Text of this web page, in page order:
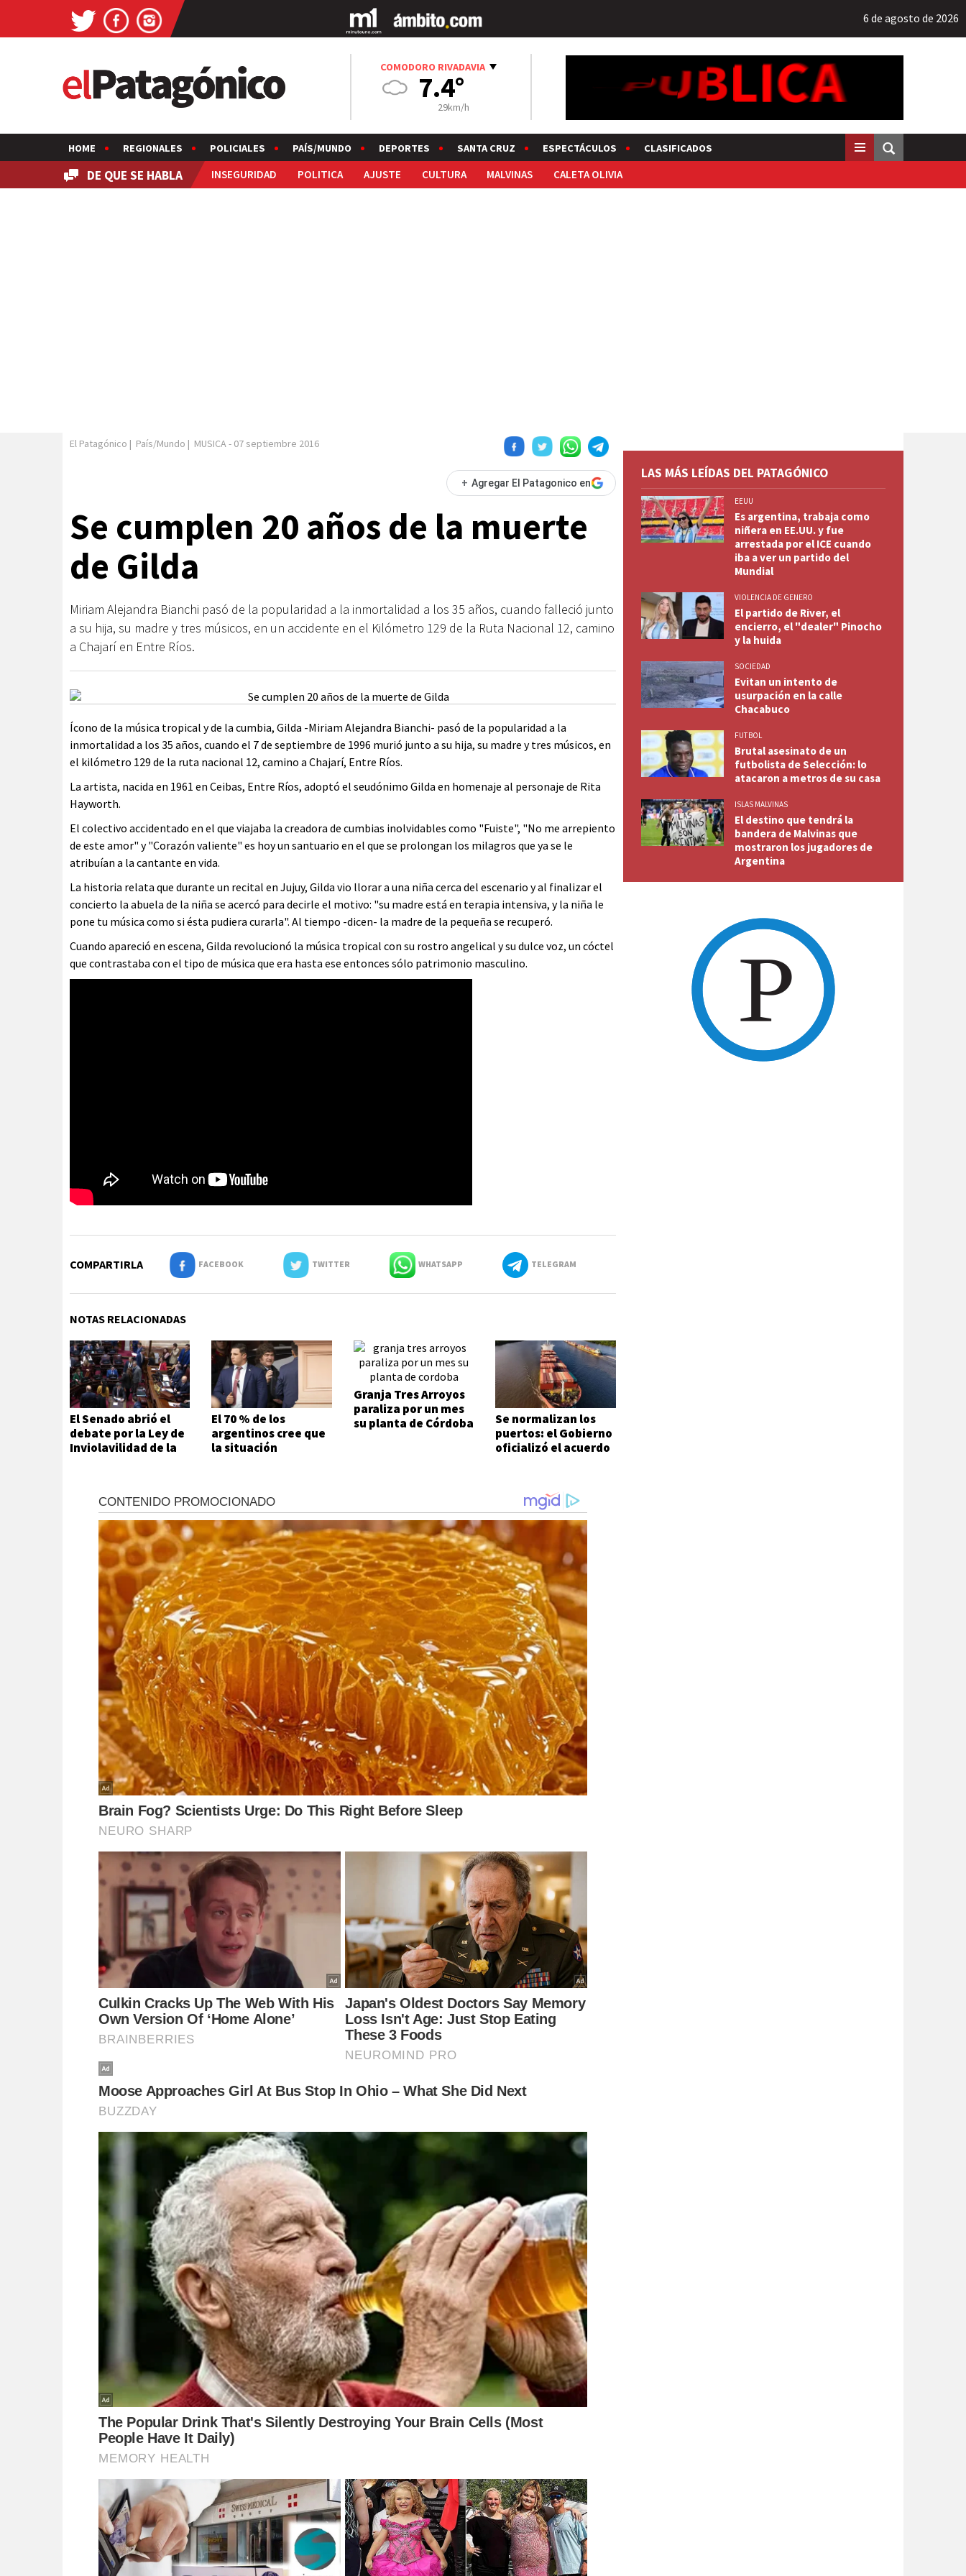
6 de agosto de 2026
COMODORO RIVADAVIA
7.4°
29km/h
HOME REGIONALES POLICIALES PAÍS/MUNDO DEPORTES SANTA CRUZ ESPECTÁCULOS CLASIFICADOS
DE QUE SE HABLA INSEGURIDAD POLITICA AJUSTE CULTURA MALVINAS CALETA OLIVIA
El Patagónico | País/Mundo | MUSICA- 07 septiembre 2016
+ Agregar El Patagonico en
Se cumplen 20 años de la muerte
de Gilda
Miriam Alejandra Bianchi pasó de la popularidad a la inmortalidad a los 35 años, cuando falleció junto
a su hija, su madre y tres músicos, en un accidente en el Kilómetro 129 de la Ruta Nacional 12, camino
a Chajarí en Entre Ríos.
Ícono de la música tropical y de la cumbia, Gilda -Miriam Alejandra Bianchi- pasó de la popularidad a la
inmortalidad a los 35 años, cuando el 7 de septiembre de 1996 murió junto a su hija, su madre y tres músicos, en
el kilómetro 129 de la ruta nacional 12, camino a Chajarí, Entre Ríos.
La artista, nacida en 1961 en Ceibas, Entre Ríos, adoptó el seudónimo Gilda en homenaje al personaje de Rita
Hayworth.
El colectivo accidentado en el que viajaba la creadora de cumbias inolvidables como "Fuiste", "No me arrepiento
de este amor" y "Corazón valiente" es hoy un santuario en el que se prolongan los milagros que ya se le
atribuían a la cantante en vida.
La historia relata que durante un recital en Jujuy, Gilda vio llorar a una niña cerca del escenario y al finalizar el
concierto la abuela de la niña se acercó para decirle el motivo: "su madre está en terapia intensiva, y la niña le
pone tu música como si ésta pudiera curarla". Al tiempo -dicen- la madre de la pequeña se recuperó.
Cuando apareció en escena, Gilda revolucionó la música tropical con su rostro angelical y su dulce voz, un cóctel
que contrastaba con el tipo de música que era hasta ese entonces sólo patrimonio masculino.
COMPARTIRLA FACEBOOK TWITTER WHATSAPP TELEGRAM
NOTAS RELACIONADAS
El Senado abrió el
debate por la Ley de
Inviolavilidad de la
El 70 % de los
argentinos cree que
la situación
Granja Tres Arroyos
paraliza por un mes
su planta de Córdoba
Se normalizan los
puertos: el Gobierno
oficializó el acuerdo
LAS MÁS LEÍDAS DEL PATAGÓNICO
EEUU
Es argentina, trabaja como
niñera en EE.UU. y fue
arrestada por el ICE cuando
iba a ver un partido del
Mundial
VIOLENCIA DE GENERO
El partido de River, el
encierro, el "dealer" Pinocho
y la huida
SOCIEDAD
Evitan un intento de
usurpación en la calle
Chacabuco
FUTBOL
Brutal asesinato de un
futbolista de Selección: lo
atacaron a metros de su casa
ISLAS MALVINAS
El destino que tendrá la
bandera de Malvinas que
mostraron los jugadores de
Argentina